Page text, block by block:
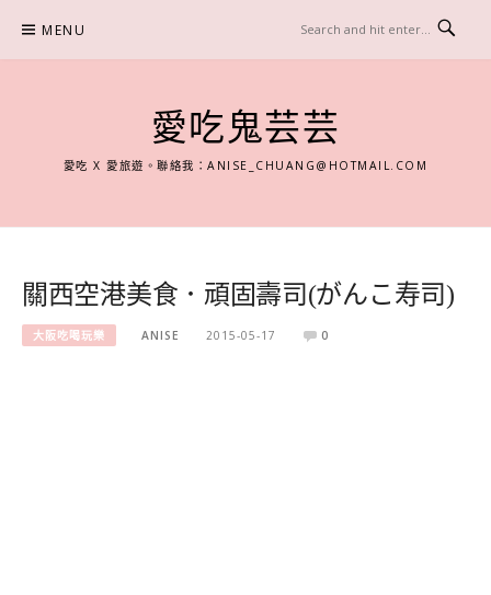
content
MENU
愛吃鬼芸芸
愛吃 X 愛旅遊。聯絡我：ANISE_CHUANG@HOTMAIL.COM
關西空港美食．頑固壽司(がんこ寿司)
大阪吃喝玩樂 ANISE 2015-05-17 0